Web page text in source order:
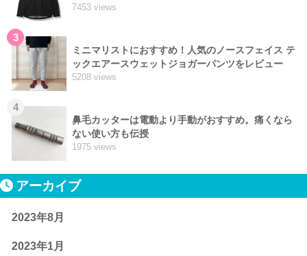
7453 views
3
ミニマリストにおすすめ！人気のノースフェイス テ
ックエアースウェットジョガーパンツをレビュー
5208 views
4
鼻毛カッターは電動より手動がおすすめ。痛くなら
ない使い方も伝授
1975 views
アーカイブ
2023年8月
2023年1月